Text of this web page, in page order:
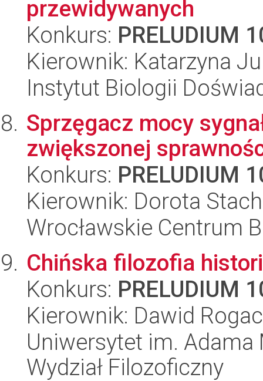
przewidywanych
Konkurs: PRELUDIUM
Kierownik: Katarzyna
Instytut Biologii
Sprzęgacz mocy
zwiększonej
Konkurs: PRELUDIUM
Kierownik: Dorota
Wrocławskie Centrum
Chińska filozofia
Konkurs: PRELUDIUM
Kierownik: Dawid
Uniwersytet im.
Wydział Filozoficzny